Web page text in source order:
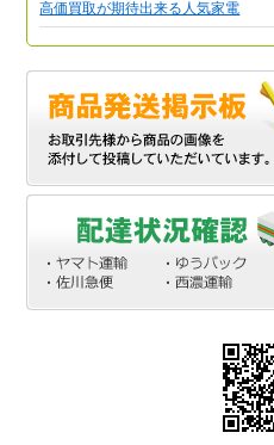
高価買取が期待出来る人気家電